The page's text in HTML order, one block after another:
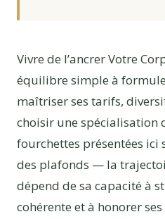
Vivre de l’ancrer Votre
équilibre simple à
maîtriser ses tarifs,
choisir une spécialisation
fourchettes présentées ici
des plafonds — la
dépend de sa capacité à
cohérente et à honorer